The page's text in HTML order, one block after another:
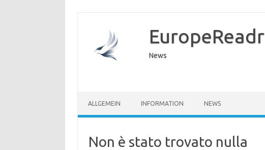
EuropeReadr
News
ALLGEMEIN INFORMATION NEWS
Non è stato trovato nulla